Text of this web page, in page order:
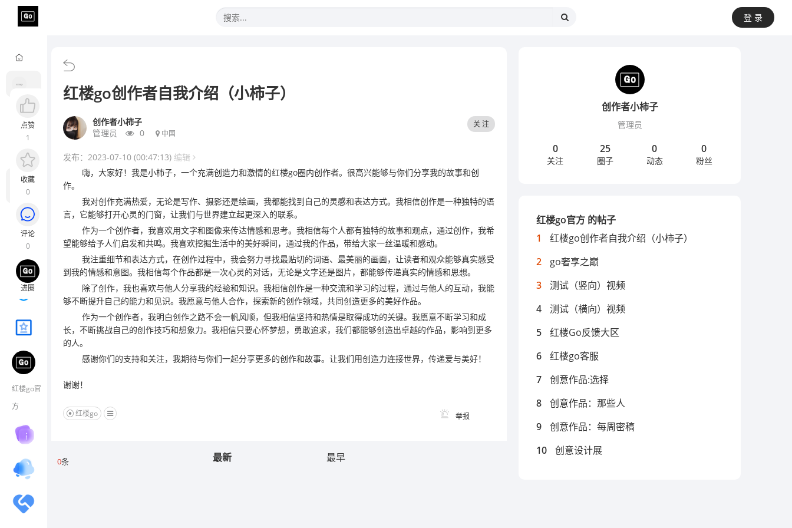
登 录
综合
帖子 10 用户: 3
用户: 2
用户: 2
用户: 2
用户: 1
用户: 1
红楼go官
方
帖子 1
点赞
1
收藏
0
评论
0
进圈
红楼go创作者自我介绍（小柿子）
创作者小柿子
管理员
0 中国
关 注
发布：2023-07-10 (00:47:13) 编辑
嗨，大家好！我是小柿子，一个充满创造力和激情的红楼go圈内创作者。很高兴能够与你们分享我的故事和创
作。
我对创作充满热爱，无论是写作、摄影还是绘画，我都能找到自己的灵感和表达方式。我相信创作是一种独特的语
言，它能够打开心灵的门窗，让我们与世界建立起更深入的联系。
作为一个创作者，我喜欢用文字和图像来传达情感和思考。我相信每个人都有独特的故事和观点，通过创作，我希
望能够给予人们启发和共鸣。我喜欢挖掘生活中的美好瞬间，通过我的作品，带给大家一丝温暖和感动。
我注重细节和表达方式，在创作过程中，我会努力寻找最贴切的词语、最美丽的画面，让读者和观众能够真实感受
到我的情感和意图。我相信每个作品都是一次心灵的对话，无论是文字还是图片，都能够传递真实的情感和思想。
除了创作，我也喜欢与他人分享我的经验和知识。我相信创作是一种交流和学习的过程，通过与他人的互动，我能
够不断提升自己的能力和见识。我愿意与他人合作，探索新的创作领域，共同创造更多的美好作品。
作为一个创作者，我明白创作之路不会一帆风顺，但我相信坚持和热情是取得成功的关键。我愿意不断学习和成
长，不断挑战自己的创作技巧和想象力。我相信只要心怀梦想，勇敢追求，我们都能够创造出卓越的作品，影响到更多
的人。
感谢你们的支持和关注，我期待与你们一起分享更多的创作和故事。让我们用创造力连接世界，传递爱与美好！
谢谢！
红楼go 举报
0条 最新 最早
创作者小柿子
管理员
0
关注
25
圈子
0
动态
0
粉丝
红楼go官方 的帖子
1
红楼go创作者自我介绍（小柿子）
2
go奢享之巅
3
测试（竖向）视频
4
测试（横向）视频
5
红楼Go反馈大区
6
红楼go客服
7
创意作品:选择
8
创意作品：那些人
9
创意作品：每周密稿
10
创意设计展